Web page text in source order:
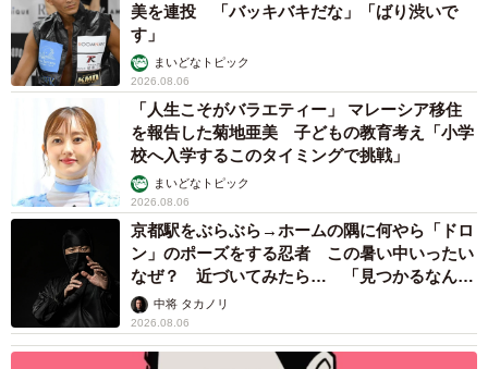
展示などに活用しています。特にこのマスクのような消耗
品については、あまり保存することもないため、後世まで
残らないことが多いと考え、開封しないままのマスクを資
料として収蔵しています」
―コロナ関連の展示品は他にもありますか
「展示品はありませんが、資料の収集は継続中です」
―コロナ禍という歴史を振り返る上でどんなものが必要で
すか
美を連投 「バッキバキだな」「ばり渋いで
す」
まいどなトピック
2026.08.06
「人生こそがバラエティー」 マレーシア移住
を報告した菊地亜美 子どもの教育考え「小学
校へ入学するこのタイミングで挑戦」
まいどなトピック
2026.08.06
京都駅をぶらぶら→ホームの隅に何やら「ドロ
ン」のポーズをする忍者 この暑い中いったい
なぜ？ 近づいてみたら… 「見つかるなんて
未熟」中将 タカノリ
2026.08.06